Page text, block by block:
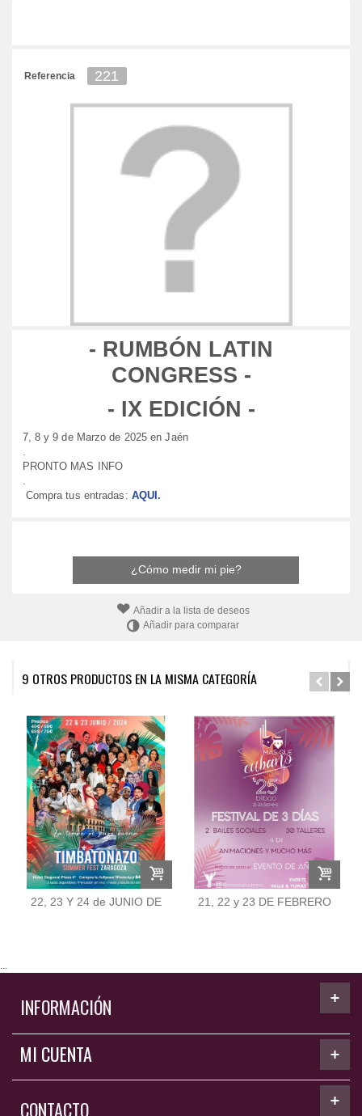
Referencia 221
- RUMBÓN LATIN
CONGRESS -
- IX EDICIÓN -
7, 8 y 9 de Marzo de 2025 en Jaén
PRONTO MAS INFO
Compra tus entradas: AQUI.
¿Cómo medir mi pie?
Añadir a la lista de deseos
Añadir para comparar
9 OTROS PRODUCTOS EN LA MISMA CATEGORÍA
22, 23 Y 24 de JUNIO DE
21, 22 y 23 DE FEBRERO
...
INFORMACIÓN
MI CUENTA
CONTACTO